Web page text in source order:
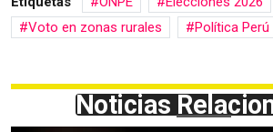
Voto en zonas rurales
Política Perú
Noticias